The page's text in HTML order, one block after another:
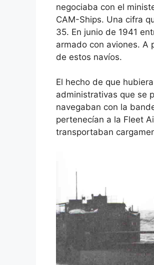
negociaba con el
CAM-Ships. Una cifra
35. En junio de 1941
armado con aviones. A
de estos navíos.
El hecho de que
administrativas que se
navegaban con la
pertenecían a la Fleet
transportaban